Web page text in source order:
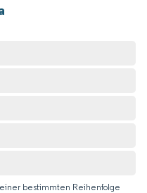
bestimmten Reihenfolge